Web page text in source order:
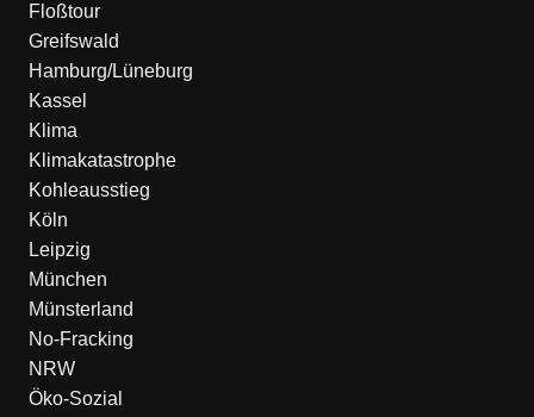
Floßtour
Greifswald
Hamburg/Lüneburg
Kassel
Klima
Klimakatastrophe
Kohleausstieg
Köln
Leipzig
München
Münsterland
No-Fracking
NRW
Öko-Sozial